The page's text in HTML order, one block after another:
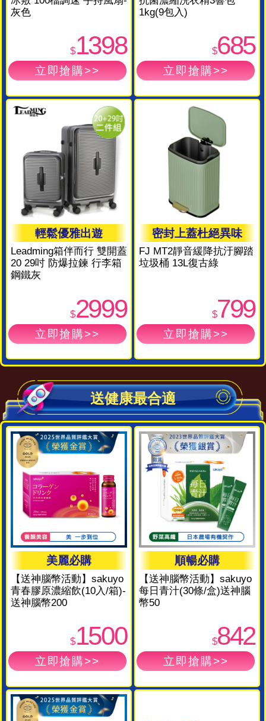
灰色
$1398
1kg(9包入)
$685
輕鬆優雅出遊
Leadming箱伴而行 雙開蓋
20 29吋 防爆拉鍊 行李箱
鋼鐵灰
$2999
密封上蓋杜絕異味
FJ MT2靜音緩降抗汙腳踏
垃圾桶 13L復古綠
$799
送健康最合適
美麗必購
【送神腦幣活動】sakuyo
青春膠原濃縮飲(10入/箱)-
送神腦幣200
$1500
順暢必購
【送神腦幣活動】sakuyo
每日青汁(30條/盒)送神腦
幣50
$842